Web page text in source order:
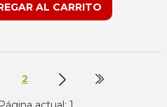
AL CARRITO
2